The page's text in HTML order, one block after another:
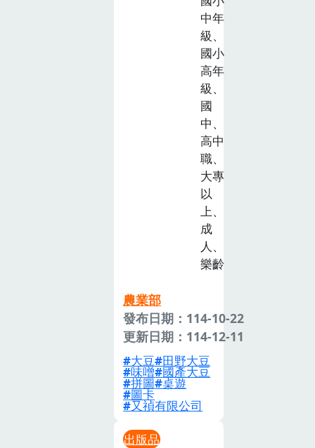
中年
級、
國小
高年
級、
國
中、
高中
職、
大專
以
上、
成
人、
樂齡
農業部
發布日期：114-10-22
更新日期：114-12-11
大豆 田野大豆
味噌 國產大豆
拼圖 桌遊
圖卡
又禎有限公司
出版品